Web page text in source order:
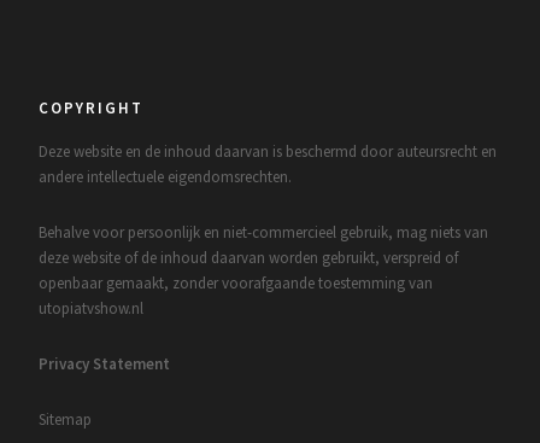
COPYRIGHT
Deze website en de inhoud daarvan is beschermd door auteursrecht en
andere intellectuele eigendomsrechten.
Behalve voor persoonlijk en niet-commercieel gebruik, mag niets van
deze website of de inhoud daarvan worden gebruikt, verspreid of
openbaar gemaakt, zonder voorafgaande toestemming van
utopiatvshow.nl
Privacy Statement
Sitemap